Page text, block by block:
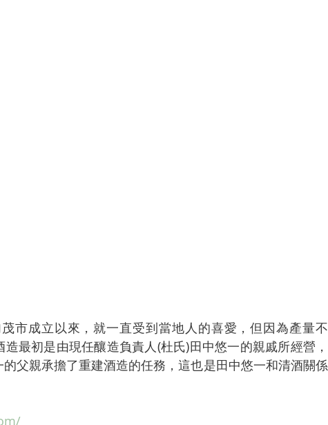
市成立以來，就一直受到當地人的喜愛，但因為產量不
最初是由現任釀造負責人(杜氏)田中悠一的親戚所經營，
父親承擔了重建酒造的任務，這也是田中悠一和清酒關係